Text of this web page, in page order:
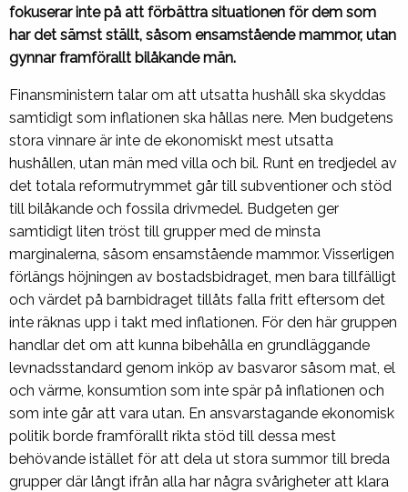
fokuserar inte på att förbättra situationen för dem som
har det sämst ställt, såsom ensamstående mammor, utan
gynnar framförallt bilåkande män.
Finansministern talar om att utsatta hushåll ska skyddas
samtidigt som inflationen ska hållas nere. Men budgetens
stora vinnare är inte de ekonomiskt mest utsatta
hushållen, utan män med villa och bil. Runt en tredjedel av
det totala reformutrymmet går till subventioner och stöd
till bilåkande och fossila drivmedel. Budgeten ger
samtidigt liten tröst till grupper med de minsta
marginalerna, såsom ensamstående mammor. Visserligen
förlängs höjningen av bostadsbidraget, men bara tillfälligt
och värdet på barnbidraget tillåts falla fritt eftersom det
inte räknas upp i takt med inflationen. För den här gruppen
handlar det om att kunna bibehålla en grundläggande
levnadsstandard genom inköp av basvaror såsom mat, el
och värme, konsumtion som inte spär på inflationen och
som inte går att vara utan. En ansvarstagande ekonomisk
politik borde framförallt rikta stöd till dessa mest
behövande istället för att dela ut stora summor till breda
grupper där långt ifrån alla har några svårigheter att klara